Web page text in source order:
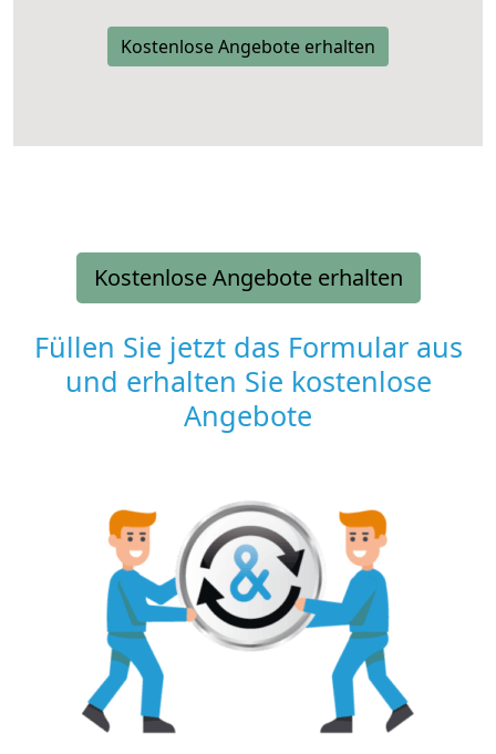
Kostenlose Angebote erhalten
Kostenlose Angebote erhalten
Füllen Sie jetzt das Formular aus
und erhalten Sie kostenlose
Angebote